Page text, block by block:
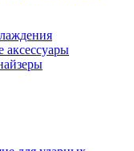
аксессуары